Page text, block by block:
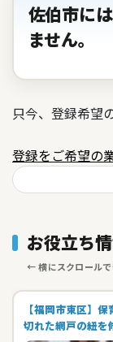
佐伯市に
ません。
只今、登録希望
登録をご希望の
お役立ち
【福岡市東区】
切れた網戸の紐を